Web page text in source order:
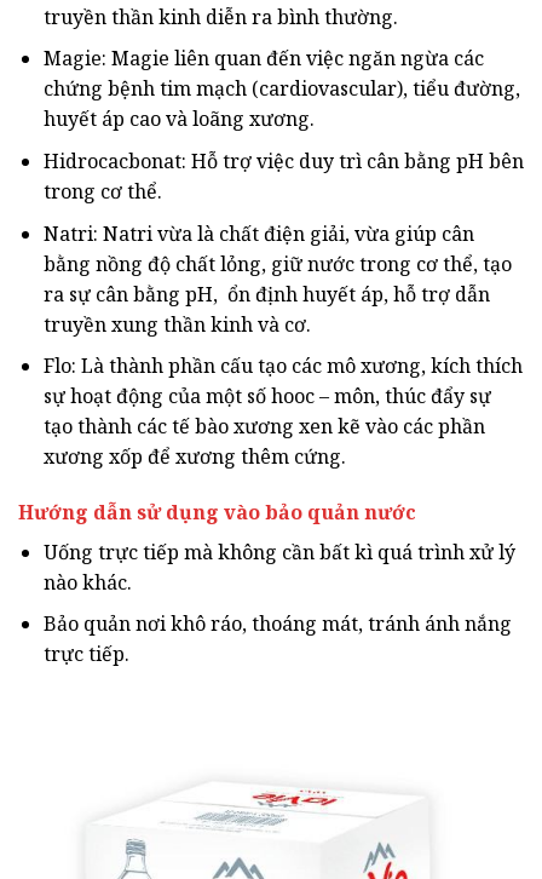
truyền thần kinh diễn ra bình thường.
Magie: Magie liên quan đến việc ngăn ngừa các
chứng bệnh tim mạch (cardiovascular), tiểu đường,
huyết áp cao và loãng xương.
Hidrocacbonat: Hỗ trợ việc duy trì cân bằng pH bên
trong cơ thể.
Natri: Natri vừa là chất điện giải, vừa giúp cân
bằng nồng độ chất lỏng, giữ nước trong cơ thể, tạo
ra sự cân bằng pH, ổn định huyết áp, hỗ trợ dẫn
truyền xung thần kinh và cơ.
Flo: Là thành phần cấu tạo các mô xương, kích thích
sự hoạt động của một số hooc – môn, thúc đẩy sự
tạo thành các tế bào xương xen kẽ vào các phần
xương xốp để xương thêm cứng.
Hướng dẫn sử dụng vào bảo quản nước
Uống trực tiếp mà không cần bất kì quá trình xử lý
nào khác.
Bảo quản nơi khô ráo, thoáng mát, tránh ánh nắng
trực tiếp.